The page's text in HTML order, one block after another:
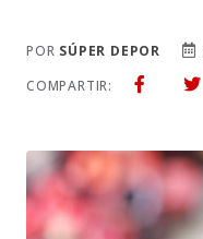
POR SÚPER DEPOR
COMPARTIR: